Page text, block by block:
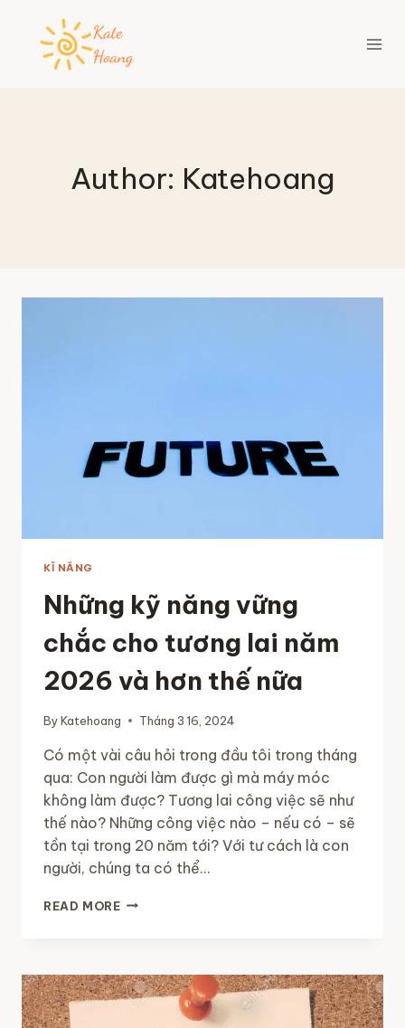
content
Author: Katehoang
KĨ NĂNG
Những kỹ năng vững
chắc cho tương lai năm
2026 và hơn thế nữa
ByKatehoang Tháng 3 16, 2024
Có một vài câu hỏi trong đầu tôi trong tháng
qua: Con người làm được gì mà máy móc
không làm được? Tương lai công việc sẽ như
thế nào? Những công việc nào – nếu có – sẽ
tồn tại trong 20 năm tới? Với tư cách là con
người, chúng ta có thể…
READ MORENHỮNG
CHẮC
CHO